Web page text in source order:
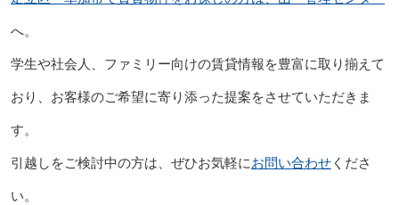
へ。
学生や社会人、ファミリー向けの賃貸情報を豊富に取り揃えて
おり、お客様のご希望に寄り添った提案をさせていただきま
す。
引越しをご検討中の方は、ぜひお気軽にお問い合わせくださ
い。